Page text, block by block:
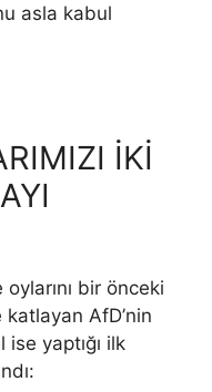
asla kabul
İKİ
oylarını bir önceki
AfD’nin
yaptığı ilk